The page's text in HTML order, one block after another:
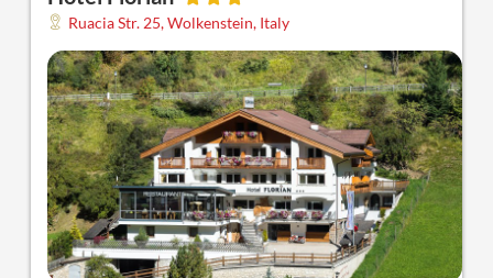
Ruacia Str. 25,Wolkenstein, Italy